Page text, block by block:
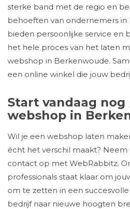
sterke band met de regio en
behoeften van ondernemers in
bieden persoonlijke service en
het hele proces van het laten
webshop in Berkenwoude.
een online winkel die jouw
Start vandaag
webshop in
Wil je een webshop laten
écht het verschil maakt? Neem
contact op met WebRabbitz.
professionals staat klaar om
om te zetten in een
bedrijf naar nieuwe hoogten